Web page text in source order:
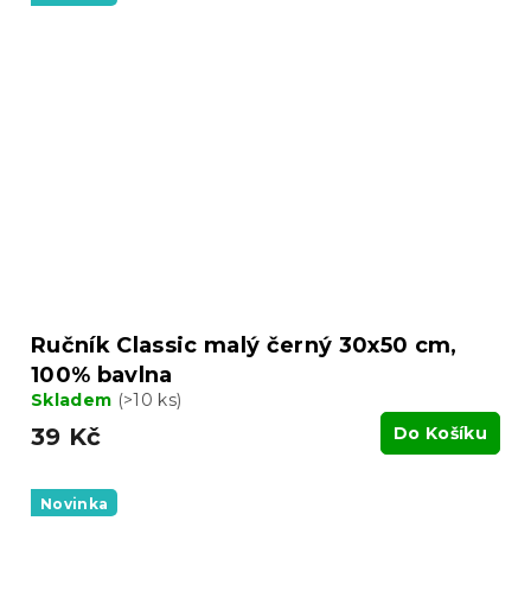
Ručník Classic malý černý 30x50 cm,
100% bavlna
Skladem (>10 ks)
39 Kč Do Košíku
Novinka